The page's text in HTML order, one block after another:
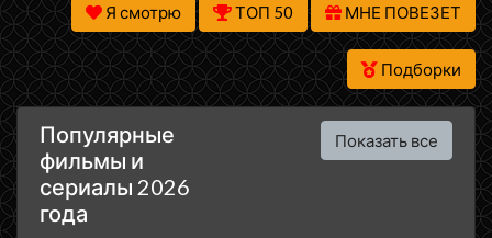
Я смотрю ТОП 50 МНЕ ПОВЕЗЕТ
Подборки
Популярные
фильмы и
сериалы 2026
года
Показать все